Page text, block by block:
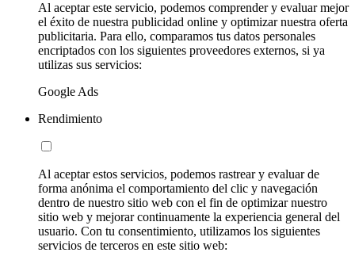
Al aceptar este servicio, podemos comprender y evaluar mejor
el éxito de nuestra publicidad online y optimizar nuestra oferta
publicitaria. Para ello, comparamos tus datos personales
encriptados con los siguientes proveedores externos, si ya
utilizas sus servicios:
Google Ads
Rendimiento
Al aceptar estos servicios, podemos rastrear y evaluar de
forma anónima el comportamiento del clic y navegación
dentro de nuestro sitio web con el fin de optimizar nuestro
sitio web y mejorar continuamente la experiencia general del
usuario. Con tu consentimiento, utilizamos los siguientes
servicios de terceros en este sitio web: